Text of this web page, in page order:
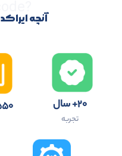
آنچه
۲۰+ سال
تجربه
۱۵۵۰+